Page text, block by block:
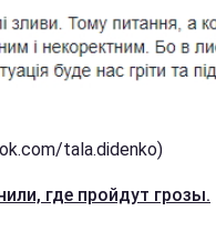
tala.didenko)
где пройдут грозы.